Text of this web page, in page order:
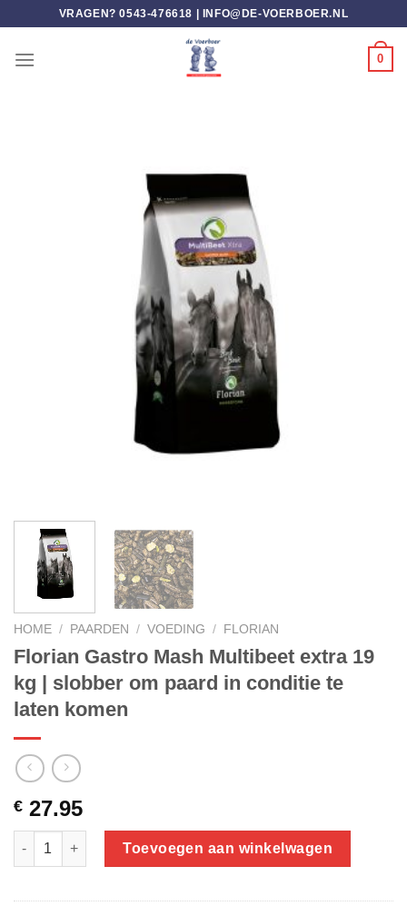
inhoud
VRAGEN? 0543-476618 | INFO@DE-VOERBOER.NL
0
HOME / PAARDEN / VOEDING / FLORIAN
Florian Gastro Mash Multibeet extra 19
kg | slobber om paard in conditie te
laten komen
€ 27.95
Florian Gastro Mash Multibeet extra 19 kg | slobber om paard
Toevoegen aan winkelwagen